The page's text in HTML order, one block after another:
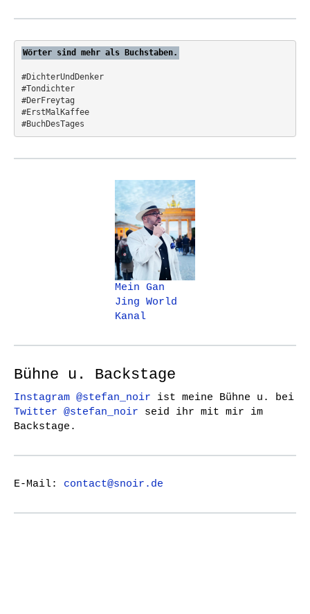
r
Wörter sind mehr als Buchstaben.
#DichterUndDenker
#Tondichter
#DerFreytag
#ErstMalKaffee
#BuchDesTages
Mein Gan
Jing World
Kanal
Bühne u. Backstage
Instagram @stefan_noir ist meine Bühne u. bei
Twitter @stefan_noir seid ihr mit mir im
Backstage.
E-Mail: contact@snoir.de